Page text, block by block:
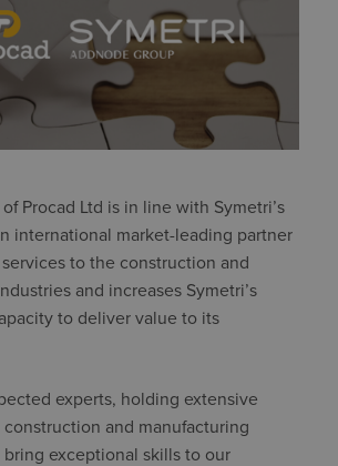
Procad Ltd is in line with Symetri’s
international market-leading partner
to the construction and
and increases Symetri’s
to deliver value to its
experts, holding extensive
and manufacturing
exceptional skills to our